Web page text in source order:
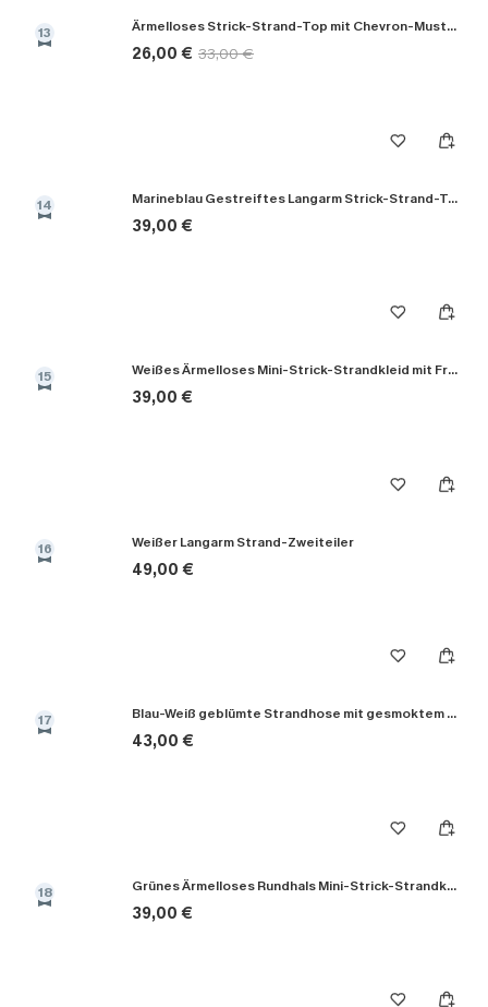
13 Ärmelloses Strick-Strand-Top mit Chevron-Muster
26,00 € 33,00 €
14 Marineblau Gestreiftes Langarm Strick-Strand-Top
39,00 €
15 Weißes Ärmelloses Mini-Strick-Strandkleid mit Fransenbesatz
39,00 €
16 Weißer Langarm Strand-Zweiteiler
49,00 €
17 Blau-Weiß geblümte Strandhose mit gesmoktem Bund
43,00 €
18 Grünes Ärmelloses Rundhals Mini-Strick-Strandkleid
39,00 €